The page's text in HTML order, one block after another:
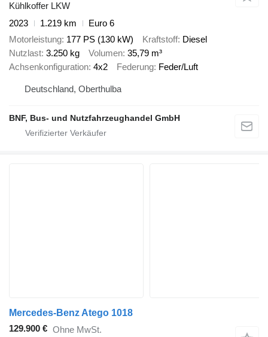
Kühlkoffer LKW
2023
1.219 km
Euro 6
Motorleistung 177 PS (130 kW) Kraftstoff Diesel
Nutzlast 3.250 kg Volumen 35,79 m³
Achsenkonfiguration 4x2 Federung Feder/Luft
Deutschland, Oberthulba
BNF, Bus- und Nutzfahrzeughandel GmbH
Mercedes-Benz Atego 1018
129.900 € Ohne MwSt.